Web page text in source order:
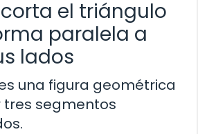
el triángulo
paralela a
lados
una figura geométrica
segmentos